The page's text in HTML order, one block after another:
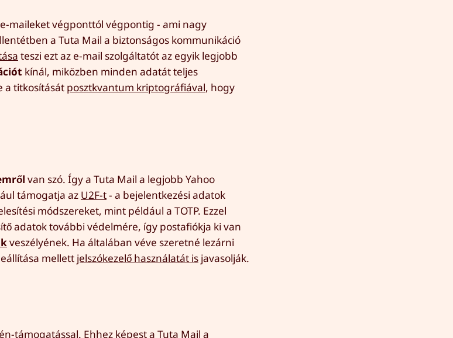
maileket végponttól végpontig - ami nagy
a Tuta Mail a biztonságos kommunikáció
teszi ezt az e-mail szolgáltatót az egyik legjobb
kínál, miközben minden adatát teljes
a titkosítását posztkvantum kriptográfiával, hogy
van szó. Így a Tuta Mail a legjobb Yahoo
támogatja az U2F-t- a bejelentkezési adatok
módszereket, mint például a TOTP. Ezzel
adatok további védelmére, így postafiókja ki van
veszélyének. Ha általában véve szeretné lezárni
mellett jelszókezelő használatát is javasolják.
támogatással. Ehhez képest a Tuta Mail a